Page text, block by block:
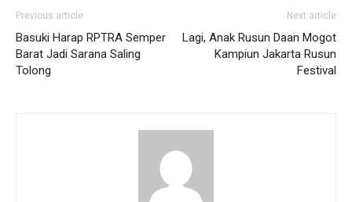
Previous article
Basuki Harap RPTRA Semper
Barat Jadi Sarana Saling
Tolong
Next article
Lagi, Anak Rusun Daan Mogot
Kampiun Jakarta Rusun
Festival